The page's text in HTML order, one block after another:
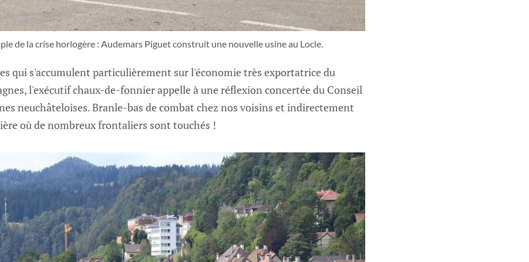
de la crise horlogère : Audemars Piguet construit une nouvelle usine au Locle.
qui s'accumulent particulièrement sur l'économie très exportatrice du
l'exécutif chaux-de-fonnier appelle à une réflexion concertée du Conseil
neuchâteloises. Branle-bas de combat chez nos voisins et indirectement
où de nombreux frontaliers sont touchés !